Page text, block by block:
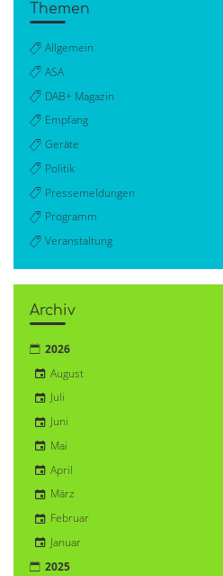
Themen
Allgemein
ASA
DAB+ Magazin
Empfang
Geräte
Politik
Pressemeldungen
Programm
Veranstaltung
Archiv
2026
August
Juli
Juni
Mai
April
März
Februar
Januar
2025